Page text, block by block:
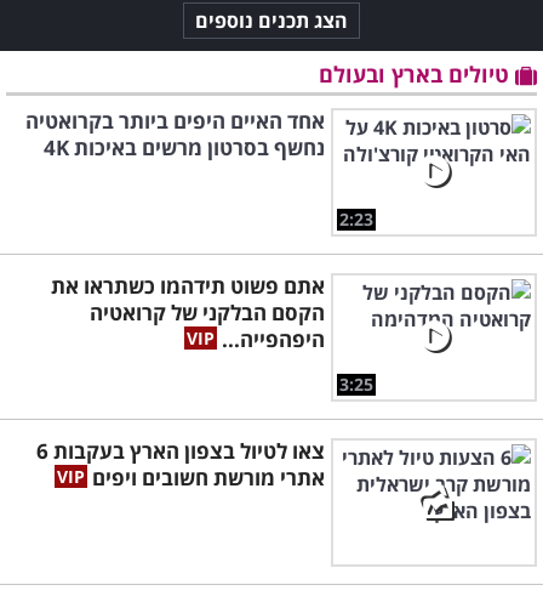
הצג תכנים נוספים
טיולים בארץ ובעולם
2:23
אחד האיים היפים ביותר בקרואטיה
נחשף בסרטון מרשים באיכות 4K
3:25
אתם פשוט תידהמו כשתראו את
הקסם הבלקני של קרואטיה
היפהפייה...
צאו לטיול בצפון הארץ בעקבות 6
אתרי מורשת חשובים ויפים